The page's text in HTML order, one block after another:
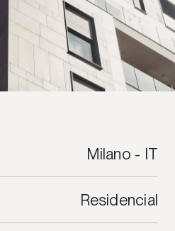
Milano - IT
Residencial